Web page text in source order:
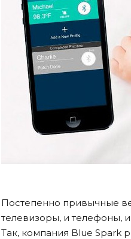
Постепенно привычные
телевизоры, и телефоны,
Так, компания Blue Spark